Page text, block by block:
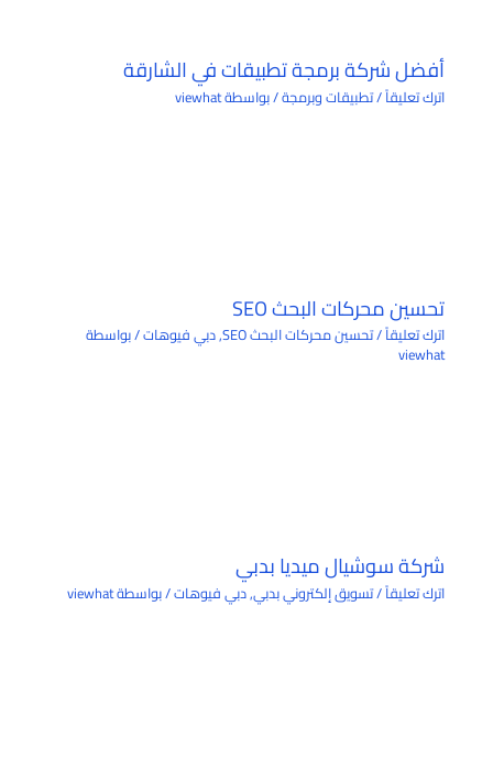
أفضل شركة برمجة تطبيقات في الشارقة
اترك تعليقاً/تطبيقات وبرمجة/ بواسطةviewhat
تحسين محركات البحث SEO
اترك تعليقاً/تحسين محركات البحث SEO ,دبي فيوهات/ بواسطة
viewhat
شركة سوشيال ميديا بدبي
اترك تعليقاً/تسويق إلكتروني بدبي,دبي فيوهات/ بواسطةviewhat